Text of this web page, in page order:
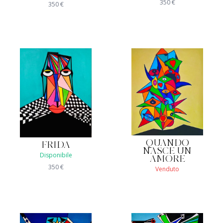
350€ 350€
FRIDA
Disponibile
350€
QUANDO
NASCE UN
AMORE
Venduto